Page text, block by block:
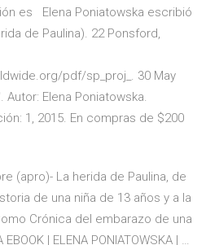
es Elena Poniatowska escribió
de Paulina). 22 Ponsford,
pdf/sp_proj_. 30 May
Autor: Elena Poniatowska.
1, 2015. En compras de $200
(apro)- La herida de Paulina, de
de una niña de 13 años y a la
Crónica del embarazo de una
EBOOK | ELENA PONIATOWSKA | …